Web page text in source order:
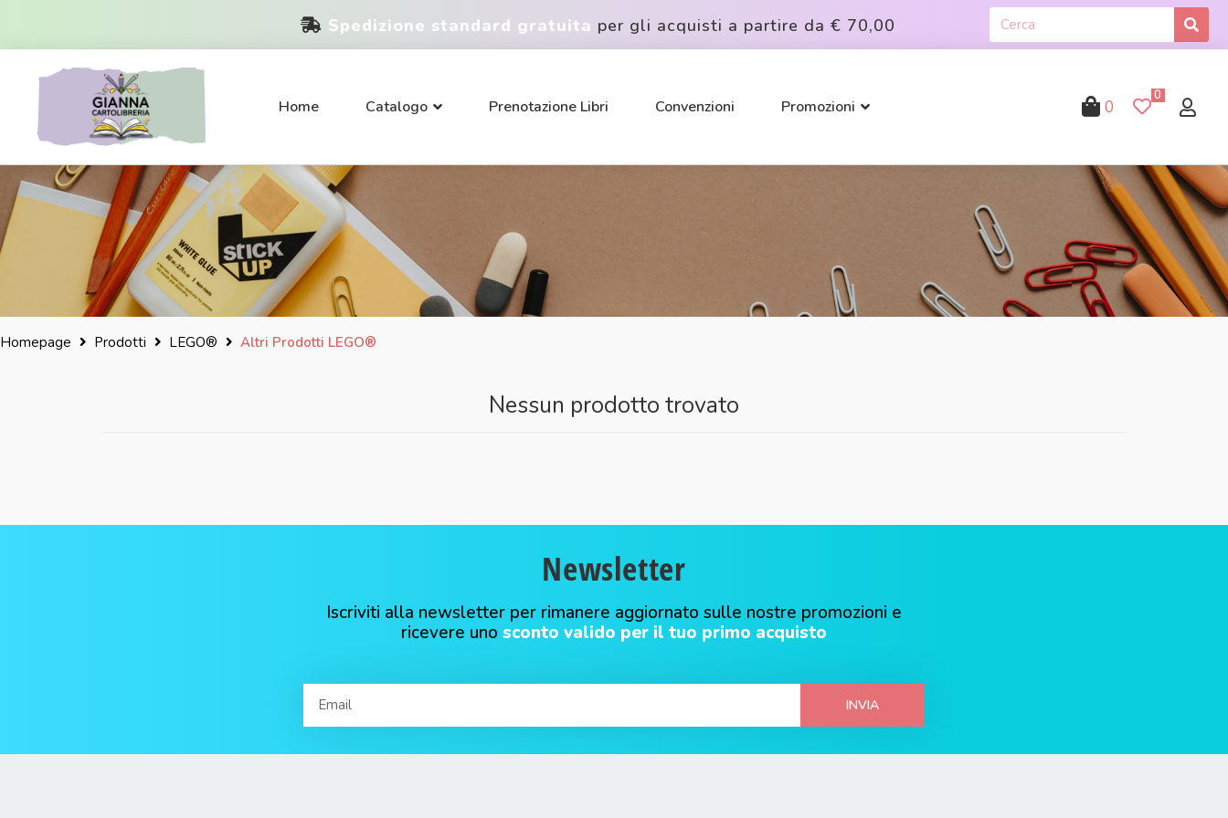
Spedizione standard gratuita per gli acquisti a partire da € 70,00
Home Catalogo Prenotazione Libri Convenzioni Promozioni 0
0
Homepage Prodotti LEGO® Altri Prodotti LEGO®
Nessun prodotto trovato
Newsletter
Iscriviti alla newsletter per rimanere aggiornato sulle nostre promozioni e
ricevere uno sconto valido per il tuo primo acquisto
INVIA